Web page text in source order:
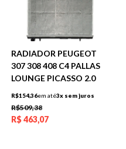
RADIADOR PEUGEOT
307 308 408 C4 PALLAS
LOUNGE PICASSO 2.0
R$154,36em até3x sem juros
R$509,38
R$463,07